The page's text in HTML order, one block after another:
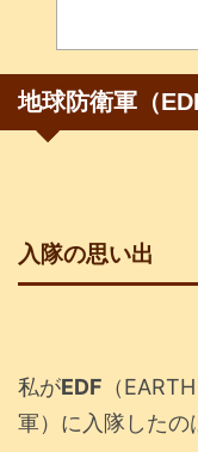
地球防衛軍（
入隊の思い出
私がEDF （
軍）に入隊したの